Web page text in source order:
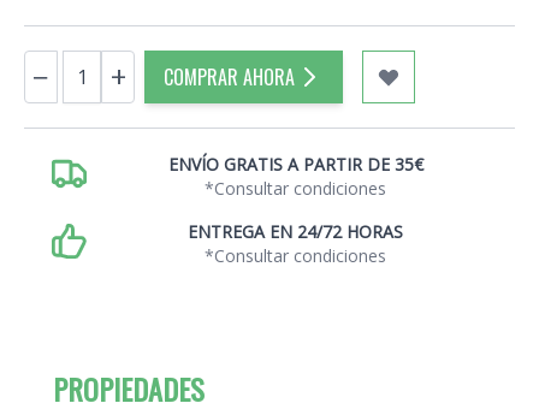
Cantidad
− + COMPRAR AHORA
ENVÍO GRATIS A PARTIR DE 35€
*Consultar condiciones
ENTREGA EN 24/72 HORAS
*Consultar condiciones
PROPIEDADES